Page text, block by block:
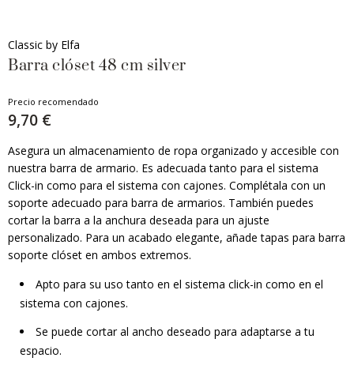
Classic by Elfa
Barra clóset 48 cm silver
Precio recomendado
9,70 €
Asegura un almacenamiento de ropa organizado y accesible con
nuestra barra de armario. Es adecuada tanto para el sistema
Click-in como para el sistema con cajones. Complétala con un
soporte adecuado para barra de armarios. También puedes
cortar la barra a la anchura deseada para un ajuste
personalizado. Para un acabado elegante, añade tapas para barra
soporte clóset en ambos extremos.
Apto para su uso tanto en el sistema click-in como en el
sistema con cajones.
Se puede cortar al ancho deseado para adaptarse a tu
espacio.